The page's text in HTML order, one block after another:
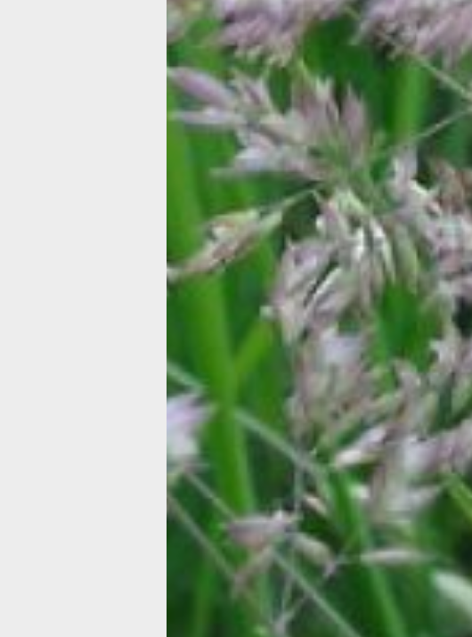
и колосьями фиолетового цвета, иногда с
черным отливом.
Выращивается пеннисетум сизый в северных
регионах России, Сибири и на Урале только
через рассаду. Остальные сорта растения
морозоустойчивы, однако требуют укрытия на
зимний период.
Декоративное злаковое растение,
достигающее высоты до 1,5 м. Состоит из
тонких стеблей, изогнутых линейных листьев,
полусферических дернин и пушистых метелок
серебристо-розового цвета.
Вейник морозоустойчив, теневынослив и
неприхотлив к почвенному составу. Отлично
смотрится в цветниках и одиночных посадках.
Перловник сибирский (или высокий)
Декоративная трава, обладающая
прямостоячими стеблями, листьями ярко-
зеленого цвета и соцветиями-метелками
пурпурного цвета в виде кисточки. Перловник
не привередлив к почвам, хотя отдает
предпочтение плодородным и влажным
почвам с хорошей водопроницаемостью.
Луговик дернистый (или щучка)
Декоративный злак, который состоит из
большого количества прикорневых листьев,
напоминающих пучок разлохмаченных волос.
Растения достигает 1-1,5 м в высоту, цветет
преимущественно в летний период, метелки
могут быть золотистого или бронзового цвета.
Луговик морозоустойчив, теневынослив,
предпочитает слабокислые или нейтральные
Главное фото: freeimages.com
Еще больше
Одноклассники
ВКонтакте